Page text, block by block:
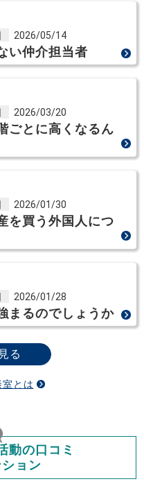
2026/05/14
い仲介担当者
2026/03/20
ごとに高くなるん
2026/01/30
を買う外国人につ
2026/01/28
まるのでしょうか
る
とは
動の口コミ
ョン